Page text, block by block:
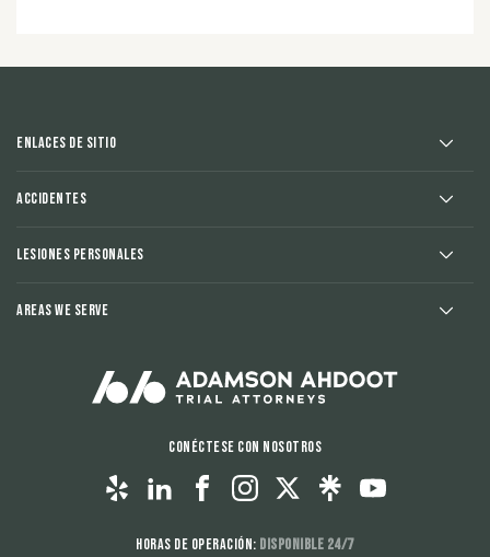
Enlaces de sitio
Accidentes
Lesiones Personales
Areas We Serve
Conéctese con nosotros
Horas de operación: Disponible 24/7